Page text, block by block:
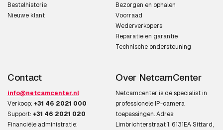
Bestelhistorie
Nieuwe klant
Bezorgen en ophalen
Voorraad
Wederverkopers
Reparatie en garantie
Technische ondersteuning
Contact
info@netcamcenter.nl
Verkoop: +31 46 2021 000
Support: +31 46 2021 020
Financiële administratie:
Over NetcamCenter
Netcamcenter is dé specialist in
professionele IP-camera
toepassingen. Adres:
Limbrichterstraat 1, 6131EA Sittard,